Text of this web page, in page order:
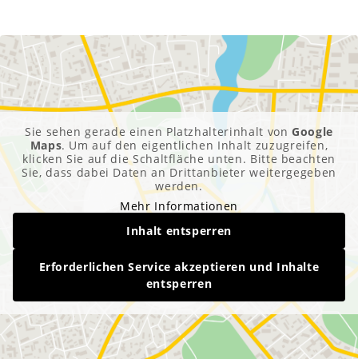
Sie sehen gerade einen Platzhalterinhalt vonGoogle
Maps. Um auf den eigentlichen Inhalt zuzugreifen,
klicken Sie auf die Schaltfläche unten. Bitte beachten
Sie, dass dabei Daten an Drittanbieter weitergegeben
werden.
Mehr Informationen
Inhalt entsperren
Erforderlichen Service akzeptieren und Inhalte
entsperren